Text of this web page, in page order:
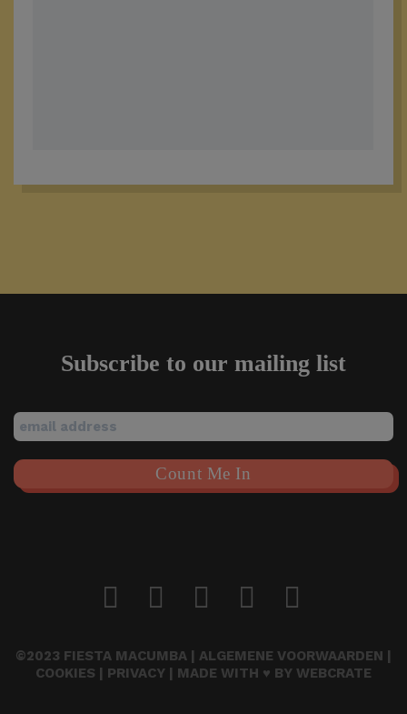
Subscribe to our mailing list
©2023 FIESTA MACUMBA | ALGEMENE VOORWAARDEN |
COOKIES | PRIVACY | MADE WITH ♥ BY WEBCRATE